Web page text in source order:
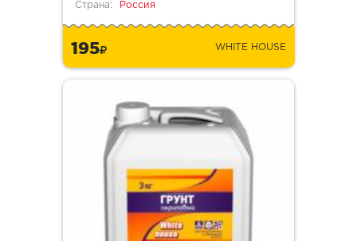
Страна:
Россия
195 WHITE HOUSE